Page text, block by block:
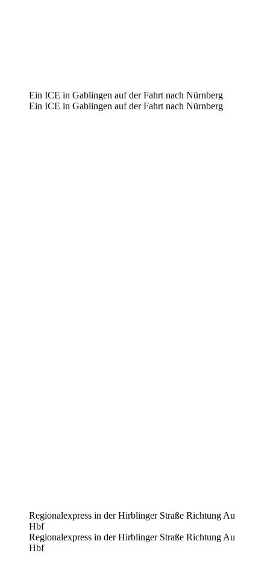
Ein ICE in Gablingen auf der Fahrt nach Nürnberg
Ein ICE in Gablingen auf der Fahrt nach Nürnberg
Regionalexpress in der Hirblinger Straße Richtung Au
Hbf
Regionalexpress in der Hirblinger Straße Richtung Au
Hbf